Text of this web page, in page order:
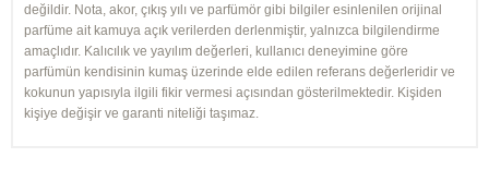
değildir. Nota, akor, çıkış yılı ve parfümör gibi bilgiler esinlenilen orijinal
parfüme ait kamuya açık verilerden derlenmiştir, yalnızca bilgilendirme
amaçlıdır. Kalıcılık ve yayılım değerleri, kullanıcı deneyimine göre
parfümün kendisinin kumaş üzerinde elde edilen referans değerleridir ve
kokunun yapısıyla ilgili fikir vermesi açısından gösterilmektedir. Kişiden
kişiye değişir ve garanti niteliği taşımaz.